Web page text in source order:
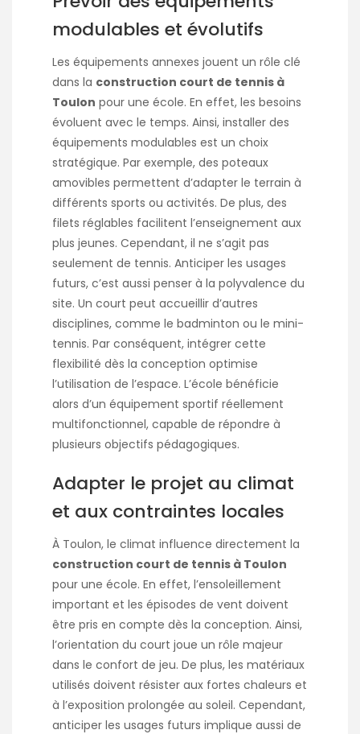
modulables et évolutifs
Les équipements annexes jouent un rôle clé
dans la construction court de tennis à
Toulon pour une école. En effet, les besoins
évoluent avec le temps. Ainsi, installer des
équipements modulables est un choix
stratégique. Par exemple, des poteaux
amovibles permettent d’adapter le terrain à
différents sports ou activités. De plus, des
filets réglables facilitent l’enseignement aux
plus jeunes. Cependant, il ne s’agit pas
seulement de tennis. Anticiper les usages
futurs, c’est aussi penser à la polyvalence du
site. Un court peut accueillir d’autres
disciplines, comme le badminton ou le mini-
tennis. Par conséquent, intégrer cette
flexibilité dès la conception optimise
l’utilisation de l’espace. L’école bénéficie
alors d’un équipement sportif réellement
multifonctionnel, capable de répondre à
plusieurs objectifs pédagogiques.
Adapter le projet au climat
et aux contraintes locales
À Toulon, le climat influence directement la
construction court de tennis à Toulon
pour une école. En effet, l’ensoleillement
important et les épisodes de vent doivent
être pris en compte dès la conception. Ainsi,
l’orientation du court joue un rôle majeur
dans le confort de jeu. De plus, les matériaux
utilisés doivent résister aux fortes chaleurs et
à l’exposition prolongée au soleil. Cependant,
anticiper les usages futurs implique aussi de